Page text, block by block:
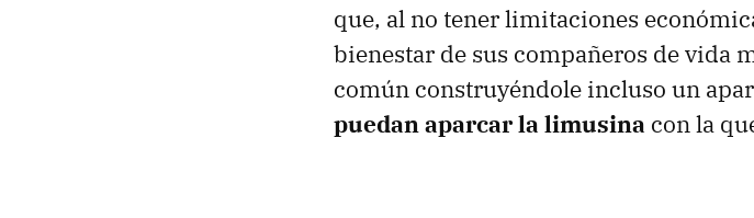
que, al no tener limitaciones
bienestar de sus compañeros de vida
común construyéndole incluso un
puedan aparcar la limusina con la